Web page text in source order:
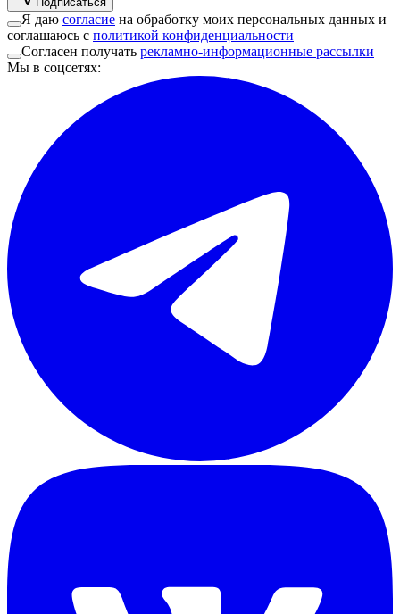
Я даю согласие на обработку моих персональных данных и
соглашаюсь с политикой конфиденциальности
Согласен получать рекламно-информационные рассылки
Мы в соцсетях: